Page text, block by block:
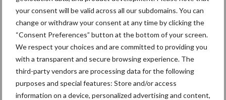
your consent will be valid across all our subdomains. You can
change or withdraw your consent at any time by clicking the
“Consent Preferences” button at the bottom of your screen.
We respect your choices and are committed to providing you
with a transparent and secure browsing experience. The
third-party vendors are processing data for the following
purposes and special features: Store and/or access
information on a device, personalized advertising and content,
Bedrijfsnieuws
Ligbox &
Voerhekken